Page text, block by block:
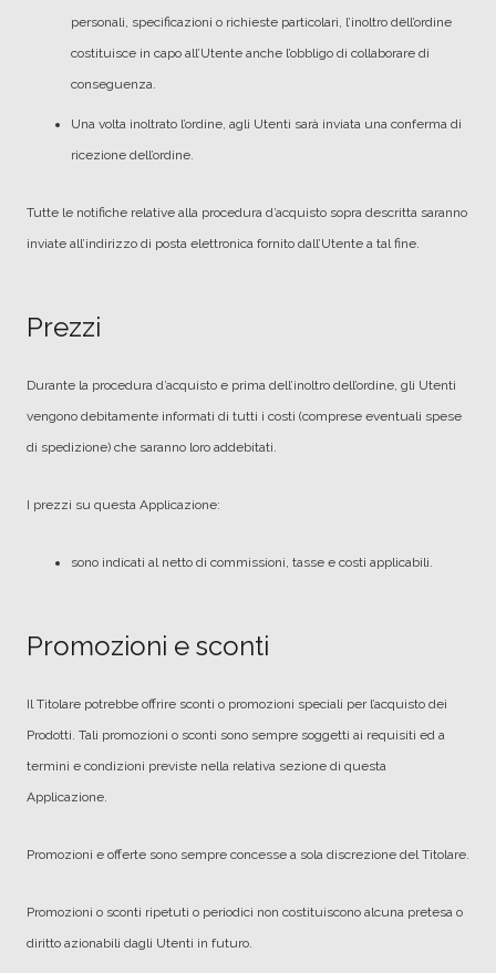
personali, specificazioni o richieste particolari, l’inoltro dell’ordine
costituisce in capo all’Utente anche l’obbligo di collaborare di
conseguenza.
Una volta inoltrato l’ordine, agli Utenti sarà inviata una conferma di
ricezione dell’ordine.
Tutte le notifiche relative alla procedura d’acquisto sopra descritta saranno
inviate all’indirizzo di posta elettronica fornito dall’Utente a tal fine.
Prezzi
Durante la procedura d’acquisto e prima dell’inoltro dell’ordine, gli Utenti
vengono debitamente informati di tutti i costi (comprese eventuali spese
di spedizione) che saranno loro addebitati.
I prezzi su questa Applicazione:
sono indicati al netto di commissioni, tasse e costi applicabili.
Promozioni e sconti
Il Titolare potrebbe offrire sconti o promozioni speciali per l’acquisto dei
Prodotti. Tali promozioni o sconti sono sempre soggetti ai requisiti ed a
termini e condizioni previste nella relativa sezione di questa
Applicazione.
Promozioni e offerte sono sempre concesse a sola discrezione del Titolare.
Promozioni o sconti ripetuti o periodici non costituiscono alcuna pretesa o
diritto azionabili dagli Utenti in futuro.